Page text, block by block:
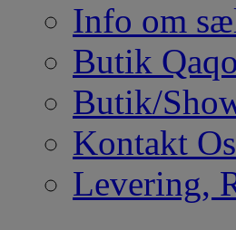
Info om
Butik
Butik/
Kontakt Os
Levering,